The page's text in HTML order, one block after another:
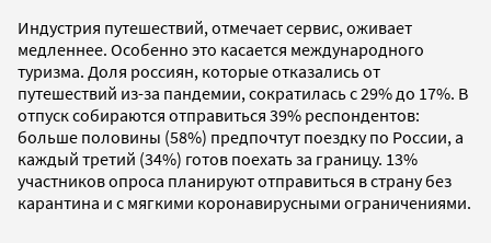
Индустрия путешествий, отмечает сервис, оживает
медленнее. Особенно это касается международного
туризма. Доля россиян, которые отказались от
путешествий из-за пандемии, сократилась с 29% до 17%. В
отпуск собираются отправиться 39% респондентов:
больше половины (58%) предпочтут поездку по России, а
каждый третий (34%) готов поехать за границу. 13%
участников опроса планируют отправиться в страну без
карантина и с мягкими коронавирусными ограничениями.